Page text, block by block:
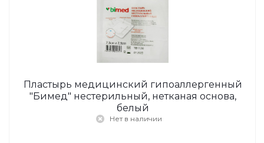
Пластырь медицинский гипоаллергенный
"Бимед" нестерильный, нетканая основа,
белый
Нет в наличии